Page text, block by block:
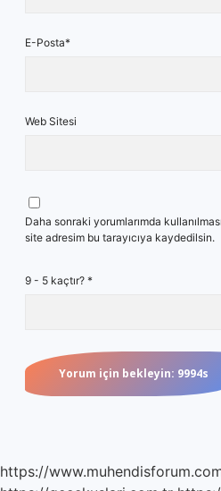
E-Posta*
Web Sitesi
Daha sonraki yorumlarımda
site adresim bu tarayıcıya kaydedilsin.
9 - 5 kaçtır? *
https://